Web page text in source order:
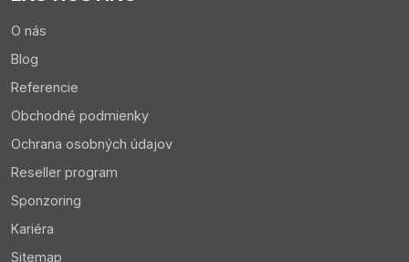
O nás
Blog
Referencie
Obchodné podmienky
Ochrana osobných údajov
Reseller program
Sponzoring
Kariéra
Sitemap